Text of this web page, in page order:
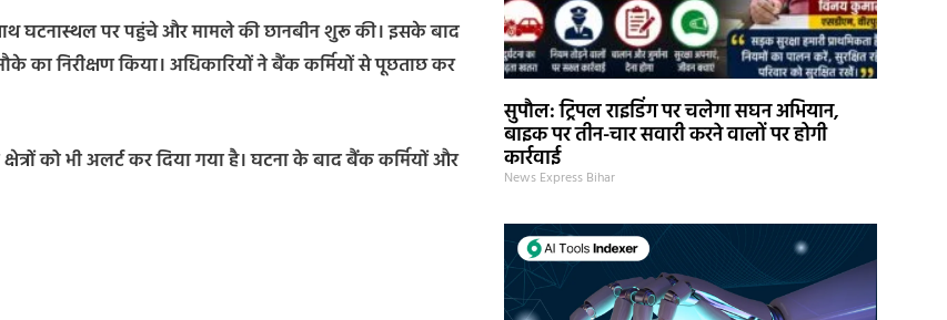
घटनास्थल पर पहुंचे और मामले की छानबीन शुरू की। इसके बाद
का निरीक्षण किया। अधिकारियों ने बैंक कर्मियों से पूछताछ कर
को भी अलर्ट कर दिया गया है। घटना के बाद बैंक कर्मियों और
सुपौल: ट्रिपल राइडिंग पर चलेगा सघन अभियान,
बाइक पर तीन-चार सवारी करने वालों पर होगी
कार्रवाई
News Express Bihar